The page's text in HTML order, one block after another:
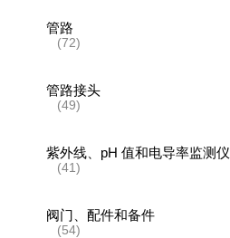
管路
(72)
管路接头
(49)
紫外线、pH 值和电导率监测仪
(41)
阀门、配件和备件
(54)